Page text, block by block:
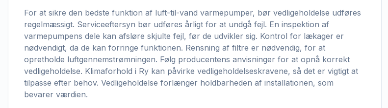
For at sikre den bedste funktion af luft-til-vand varmepumper, bør vedligeholdelse udføres
regelmæssigt. Serviceeftersyn bør udføres årligt for at undgå fejl. En inspektion af
varmepumpens dele kan afsløre skjulte fejl, før de udvikler sig. Kontrol for lækager er
nødvendigt, da de kan forringe funktionen. Rensning af filtre er nødvendig, for at
opretholde luftgennemstrømningen. Følg producentens anvisninger for at opnå korrekt
vedligeholdelse. Klimaforhold i Ry kan påvirke vedligeholdelseskravene, så det er vigtigt at
tilpasse efter behov. Vedligeholdelse forlænger holdbarheden af installationen, som
bevarer værdien.